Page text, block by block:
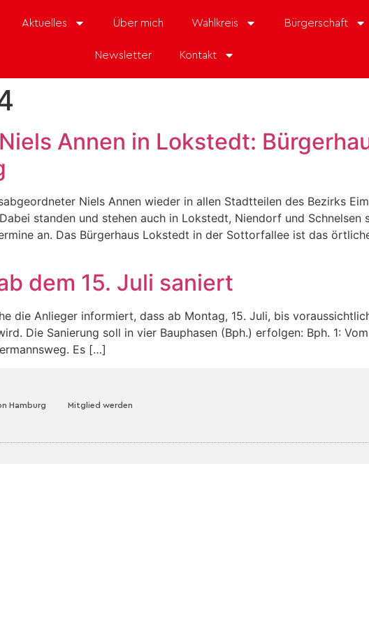
Aktuelles Über mich Wahlkreis Bürgerschaft
Newsletter Kontakt
Annen in Lokstedt:
Niels Annen wieder in allen Stadtteilen des Bezirks
standen und stehen auch in Lokstedt, Niendorf und
an. Das Bürgerhaus Lokstedt in der Sottorfallee ist das
dem 15. Juli saniert
die Anlieger informiert, dass ab Montag, 15. Juli, bis
Die Sanierung soll in vier Bauphasen (Bph.) erfolgen: Bph. 1:
Es […]
Hamburg Mitglied werden